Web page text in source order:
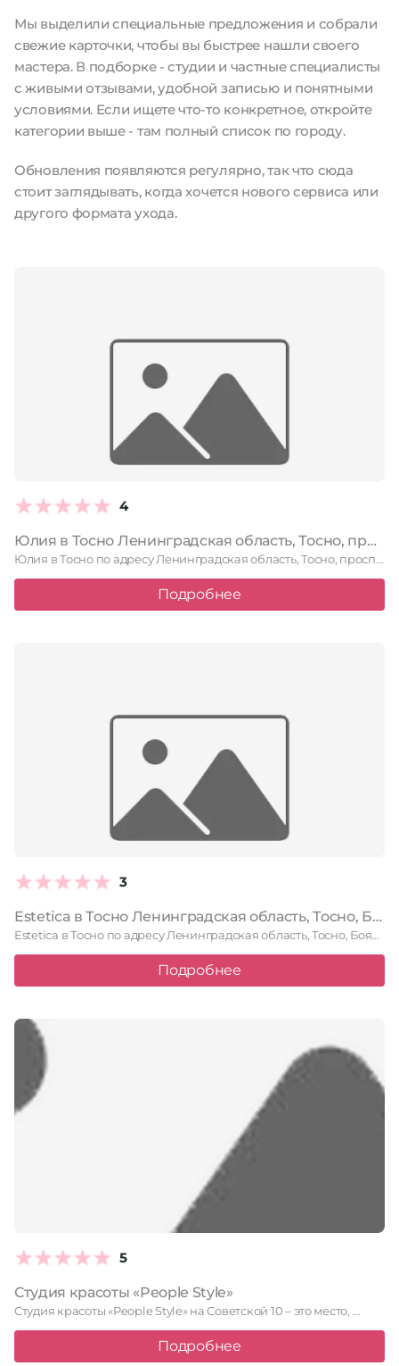
Мы выделили специальные предложения и собрали
свежие карточки, чтобы вы быстрее нашли своего
мастера. В подборке - студии и частные специалисты
с живыми отзывами, удобной записью и понятными
условиями. Если ищете что-то конкретное, откройте
категории выше - там полный список по городу.
Обновления появляются регулярно, так что сюда
стоит заглядывать, когда хочется нового сервиса или
другого формата ухода.
4
Юлия в Тосно Ленинградская область, Тосно, проспект Ленина, 54а, 2 этаж
Юлия в Тосно по адресу Ленинградская область, Тосно, проспект Ленина, …
Подробнее
3
Estetica в Тосно Ленинградская область, Тосно, Боярова, 4а, 117 секция
Estetica в Тосно по адресу Ленинградская область, Тосно, Боярова, 4а, …
Подробнее
5
Студия красоты «People Style»
Студия красоты «People Style» на Советской 10 – это место, …
Подробнее